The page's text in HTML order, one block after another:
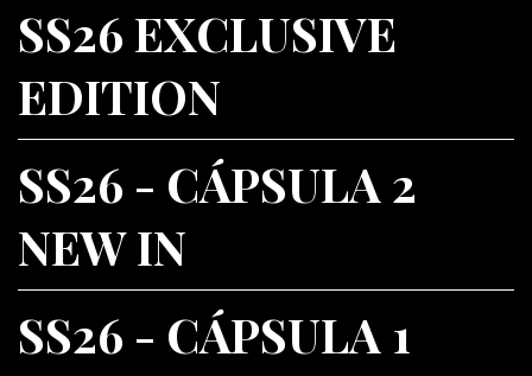
SS26 EXCLUSIVE
EDITION
SS26 - CÁPSULA 2
NEW IN
SS26 - CÁPSULA 1